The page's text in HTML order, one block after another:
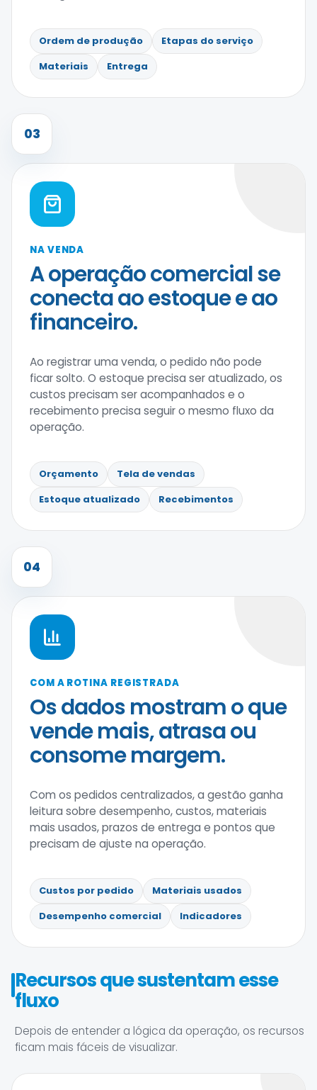
Ordem de produção
Etapas do serviço
Materiais
Entrega
03
NA VENDA
A operação comercial se
conecta ao estoque e ao
financeiro.
Ao registrar uma venda, o pedido não pode
ficar solto. O estoque precisa ser atualizado, os
custos precisam ser acompanhados e o
recebimento precisa seguir o mesmo fluxo da
operação.
Orçamento
Tela de vendas
Estoque atualizado
Recebimentos
04
COM A ROTINA REGISTRADA
Os dados mostram o que
vende mais, atrasa ou
consome margem.
Com os pedidos centralizados, a gestão ganha
leitura sobre desempenho, custos, materiais
mais usados, prazos de entrega e pontos que
precisam de ajuste na operação.
Custos por pedido
Materiais usados
Desempenho comercial
Indicadores
Recursos que sustentam esse
fluxo
Depois de entender a lógica da operação, os recursos
ficam mais fáceis de visualizar.